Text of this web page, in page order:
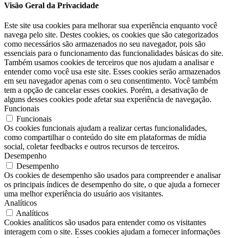
Visão Geral da Privacidade
Este site usa cookies para melhorar sua experiência enquanto você
navega pelo site. Destes cookies, os cookies que são categorizados
como necessários são armazenados no seu navegador, pois são
essenciais para o funcionamento das funcionalidades básicas do site.
Também usamos cookies de terceiros que nos ajudam a analisar e
entender como você usa este site. Esses cookies serão armazenados
em seu navegador apenas com o seu consentimento. Você também
tem a opção de cancelar esses cookies. Porém, a desativação de
alguns desses cookies pode afetar sua experiência de navegação.
Funcionais
Funcionais
Os cookies funcionais ajudam a realizar certas funcionalidades,
como compartilhar o conteúdo do site em plataformas de mídia
social, coletar feedbacks e outros recursos de terceiros.
Desempenho
Desempenho
Os cookies de desempenho são usados ​​para compreender e analisar
os principais índices de desempenho do site, o que ajuda a fornecer
uma melhor experiência do usuário aos visitantes.
Analíticos
Analíticos
Cookies analíticos são usados ​​para entender como os visitantes
interagem com o site. Esses cookies ajudam a fornecer informações